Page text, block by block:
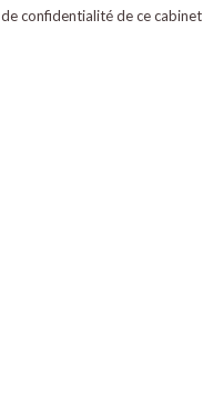
confidentialité de ce cabinet